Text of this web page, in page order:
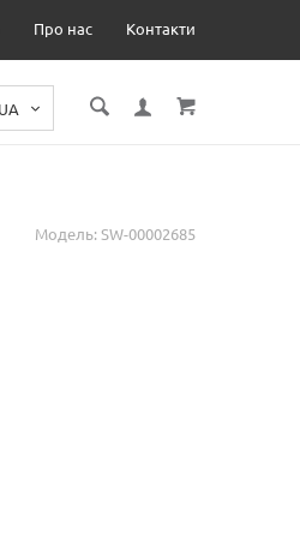
Про нас Контакти
Модель: SW-00002685